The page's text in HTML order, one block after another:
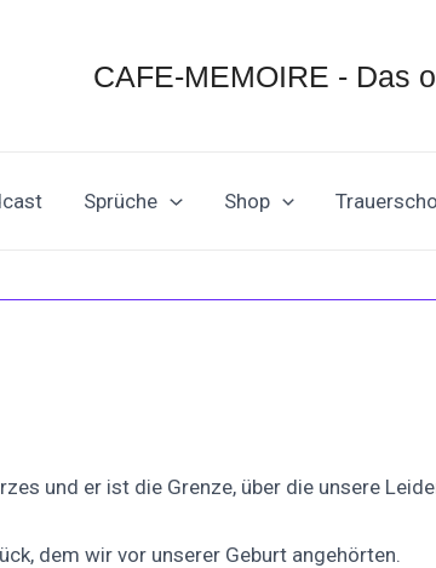
CAFE-MEMOIRE - Das
Sprüche Shop
und er ist die Grenze, über die unsere
dem wir vor unserer Geburt angehörten.